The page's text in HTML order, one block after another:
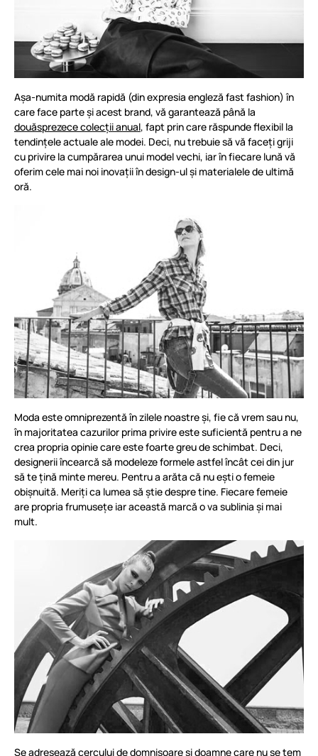
Așa-numita modă rapidă (din expresia engleză fast fashion) în
care face parte și acest brand, vă garantează până la
douăsprezece colecții anual, fapt prin care răspunde flexibil la
tendințele actuale ale modei. Deci, nu trebuie să vă faceți griji
cu privire la cumpărarea unui model vechi, iar în fiecare lună vă
oferim cele mai noi inovații în design-ul și materialele de ultimă
oră.
Moda este omniprezentă în zilele noastre și, fie că vrem sau nu,
în majoritatea cazurilor prima privire este suficientă pentru a ne
crea propria opinie care este foarte greu de schimbat. Deci,
designerii încearcă să modeleze formele astfel încât cei din jur
să te țină minte mereu. Pentru a arăta că nu ești o femeie
obișnuită. Meriți ca lumea să știe despre tine. Fiecare femeie
are propria frumusețe iar această marcă o va sublinia și mai
mult.
Se adresează cercului de domnișoare și doamne care nu se tem